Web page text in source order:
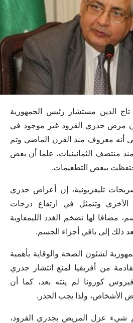
الدين مستشار رئيس الجمهورية
مرض جدري القرود غير موجود في
أنه معروف منذ القرن الماضي وتم
منتصف الثمانينيات، علما أن بعض
احتفظت ببعض التطعيمات.
تليفزيونية، إن أعراض جدري
الأخرى وتتمثل في ارتفاع درجات
مضافا لها تضخم الغدد الليمفاوية
ذلك إلى باقي أجزاء الجسم.
لشئون الصحة والوقاية بأهمية
من أفريقيا لمنع انتشار جدري
كورونا لم ينته بعد، كما أن
الأشخاص، ولذا يجب الحذر.
شيء عزل المريض بجدري القرود،